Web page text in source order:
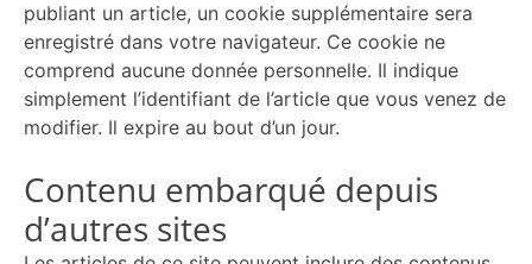
publiant un article, un cookie supplémentaire sera
enregistré dans votre navigateur. Ce cookie ne
comprend aucune donnée personnelle. Il indique
simplement l’identifiant de l’article que vous venez de
modifier. Il expire au bout d’un jour.
Contenu embarqué depuis
d’autres sites